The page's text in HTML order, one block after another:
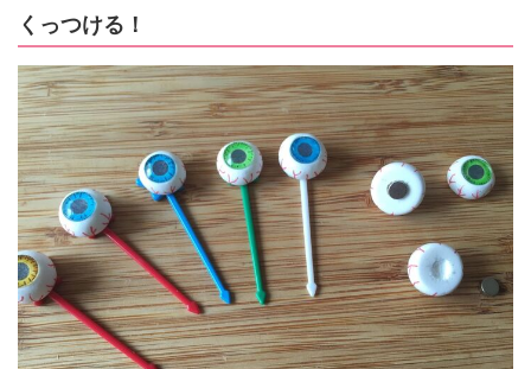
くっつける！